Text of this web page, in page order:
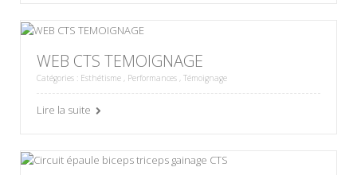
WEB CTS TEMOIGNAGE
Catégories : Esthétisme Performances Témoignage
Lire la suite